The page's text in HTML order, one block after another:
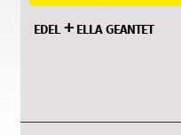
edel + ella geantet